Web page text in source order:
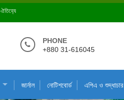
ঐতিহ্যে
PHONE
+880 31-616045
জার্নাল নোটিশবোর্ড এপিএ ও শুদ্ধাচার